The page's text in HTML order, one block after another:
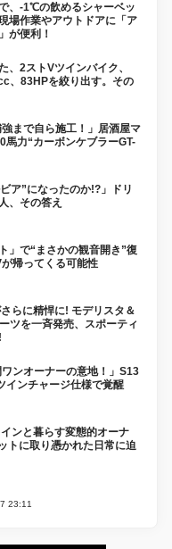
、-1℃の飲めるシャーベッ
場作業やアウトドアに「ア
が便利！
、2ストVツインバイク、
、83HPを絞り出す。その
強まで自ら施工！」居酒屋マ
馬力“カーボンケブラーGT-
ア”になったのか!?」ドリ
、その答え
」で“まさかの観音開き”復
帰ってくる可能性
らに精悍に! モデリスタ＆
ツを一斉発売、スポーティ
ワンオーナーの意地！」S13
インチャージ仕様で覚醒
ンと暮らす変態的オーナ
トに取り憑かれた日常に迫
23:11